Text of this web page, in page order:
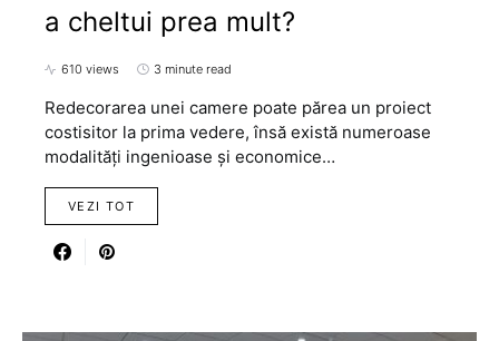
a cheltui prea mult?
610 views 3 minute read
Redecorarea unei camere poate părea un proiect
costisitor la prima vedere, însă există numeroase
modalități ingenioase și economice…
VEZI TOT